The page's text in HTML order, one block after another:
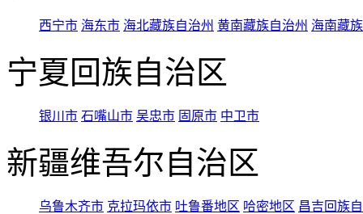
西宁市 海东市 海北藏族自治州 黄南藏族自治州 海南藏
宁夏回族自治区
银川市 石嘴山市 吴忠市 固原市 中卫市
新疆维吾尔自治区
乌鲁木齐市 克拉玛依市 吐鲁番地区 哈密地区 昌吉回族